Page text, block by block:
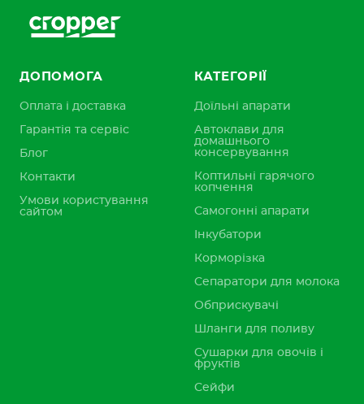
ДОПОМОГА
Оплата і доставка
Гарантія та сервіс
Блог
Контакти
Умови користування
сайтом
КАТЕГОРІЇ
Доїльні апарати
Автоклави для
домашнього
консервування
Коптильні гарячого
копчення
Самогонні апарати
Інкубатори
Корморізка
Сепаратори для молока
Обприскувачі
Шланги для поливу
Сушарки для овочів і
фруктів
Сейфи